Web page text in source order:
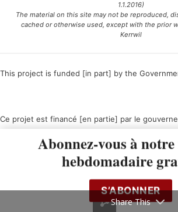
1.1.2016)
The material on this site may not be reproduced,
cached or otherwise used, except with the prior
Kerrwil
This project is funded [in part] by the
Ce projet est financé [en partie] par le
Abonnez-vous à
hebdomadaire
S’ABONNER
Share This